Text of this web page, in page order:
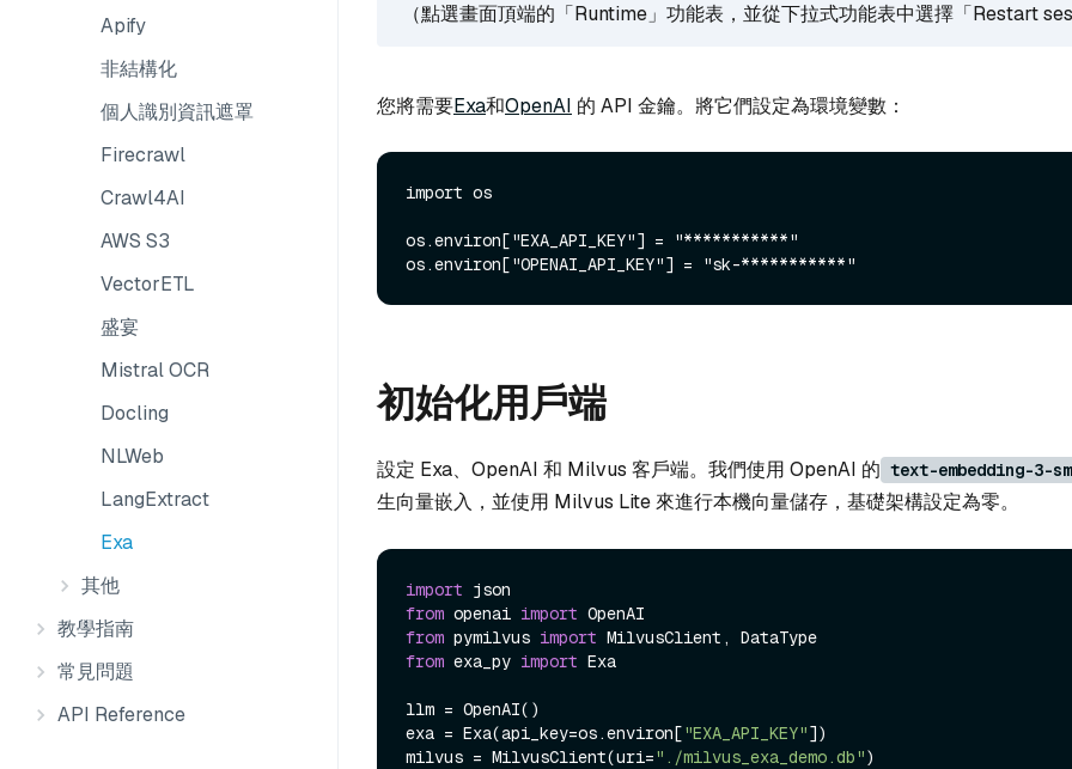
Apify
非結構化
個人識別資訊遮罩
Firecrawl
Crawl4AI
AWS S3
VectorETL
盛宴
Mistral OCR
Docling
NLWeb
LangExtract
Exa
其他
教學指南
常見問題
API Reference
（點選畫面頂端的「Runtime」功能表，並從下拉式功能表中選擇「Restart
您將需要Exa和OpenAI 的 API 金鑰。將它們設定為環境變數：
import os
os.environ["EXA_API_KEY"] = "***********"
初始化用戶端
設定 Exa、OpenAI 和 Milvus 客戶端。我們使用 OpenAI 的 text-embedding-3-
生向量嵌入，並使用 Milvus Lite 來進行本機向量儲存，基礎架構設定為零。
import
from openai import
from pymilvus import
from exa_py import Exa
llm = OpenAI()
exa = Exa(api_key=os.environ["EXA_API_KEY"])
milvus = MilvusClient(uri="./milvus_exa_demo.db")